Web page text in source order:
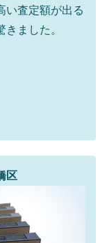
い査定額が出る
ました。
区